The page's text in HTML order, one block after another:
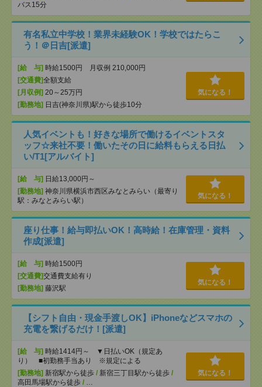
バス15分
有名私立中学校！業界未経験OK！学校ではたらこ
う！＠日吉[派遣]
[給 与] 時給1500円 月収例 210,000円
[交通費]全額支給
[月収例] 20～25万円
[勤務地] 日吉(神奈川県)駅から徒歩10分
気になる！
人気イベントも！好きな場所で働けるイベントスタ
ッフ☆来社不要！働いたその日に給料もらえる日払
い/T1[アルバイト]
[給 与] 日給13,000円～
[勤務地] 神奈川県横浜市西区みなとみらい（最寄り
駅：みなとみらい駅）
気になる！
座り仕事！給与即払いOK！高時給！在庫管理・資料
作成[派遣]
[給 与] 時給1500円
[交通費]交通費支給有り
[勤務地] 藤沢駅
気になる！
【シフト自由・現金手渡しOK】iPhoneなどスマホの
充電を繋げるだけ！[派遣]
[給 与] 時給1414円～ ▼日払いOK（規定あ
り） ■初勤務手当あり ※規定による
[勤務地] 新宿駅から徒歩 / 新宿三丁目駅から徒歩 /
高田馬場駅から徒歩 / …
気になる！